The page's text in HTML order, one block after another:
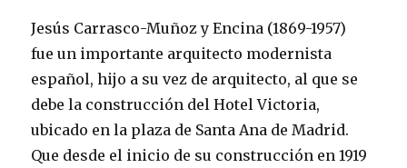
Jesús Carrasco-Muñoz y Encina (1869-1957)
fue un importante arquitecto modernista
español, hijo a su vez de arquitecto, al que se
debe la construcción del Hotel Victoria,
ubicado en la plaza de Santa Ana de Madrid.
Que desde el inicio de su construcción en 1919